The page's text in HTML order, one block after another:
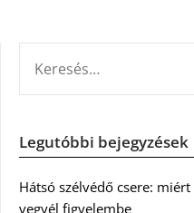
Legutóbbi bejegyzések
Hátsó szélvédő csere:
vegyél figyelembe